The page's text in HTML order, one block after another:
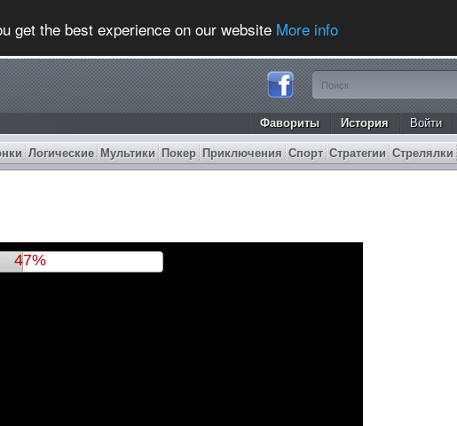
get the best experience on our website More info
Фавориты История Войти
Логические Мультики Покер Приключения Спорт Стратегии Стрелялки
50%